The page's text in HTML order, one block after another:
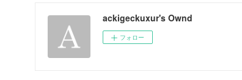
ackigeckuxur's Ownd
フォロー